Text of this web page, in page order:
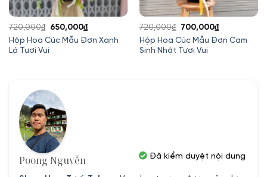
Hộp Hoa Cúc Mẫu Đơn Xanh
Lá Tươi Vui
720,000₫
Giá
gốc
650,000₫Giá
hiện
Hộp Hoa Cúc Mẫu Đơn Cam
Sinh Nhật Tươi Vui
720,000₫
Giá
gốc
là:
700,000₫Giá
hiện
Poong Nguyễn Đã kiểm duyệt nội dung